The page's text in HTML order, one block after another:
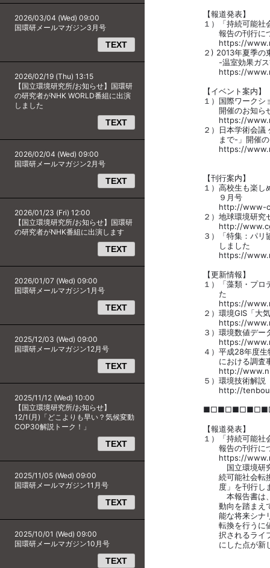
2026/03/04 (Wed) 09:00
国環研メールマガジン3月号
TEXT
2026/02/19 (Thu) 13:15
【国立環境研究所/お知らせ】国環研
の研究者がNHK WORLD番組に出演
しました
TEXT
2026/02/04 (Wed) 09:00
国環研メールマガジン2月号
TEXT
2026/01/23 (Fri) 12:00
【国立環境研究所/お知らせ】国環研
の研究者がNHK番組に出演します
TEXT
2026/01/07 (Wed) 09:00
国環研メールマガジン1月号
TEXT
2025/12/03 (Wed) 09:00
国環研メールマガジン12月号
TEXT
2025/11/12 (Wed) 10:00
【国立環境研究所/お知らせ】
12/1(月)「どこよりも早い？気候変動
COP30解説トーク！」
TEXT
2025/11/05 (Wed) 09:00
国環研メールマガジン11月号
TEXT
2025/10/01 (Wed) 09:00
国環研メールマガジン10月号
TEXT
【報道発表】
１）「持続可能社会転換
報告の刊行につい
https://
２) 2013年夏季の東北ア
-温室効果ガス観測技術
https://
【イベント案内】
１）国際ワークショップ
開催のお知ら
https://
２）日本学術会議 公開
まで-」開催のお
https://
【刊行案内】
１）高校生も楽しめる資
９月号
http://www-
２）地球環境研究セン
http://
３）「特集：パリ協定と
しました
https://
【更新情報】
１）「藻類・プロティス
た
https://
２）環境GIS「大気汚染
https://
３）環境数値データベー
https://
４）平成28年度生物を
における調査事業
http://
５）環境技術解説「
http://
【報道発表】
１）「持続可能社会転換
報告の刊行につい
https://
国立環境研究所では、
続可能社会転換方策研
度」を刊行しま
本報告書は、社会・経
動向を踏まえて、社会
能な将来シナリオを構
転換を行うに値する魅
択されるライフスタイ
にした点が新しい知